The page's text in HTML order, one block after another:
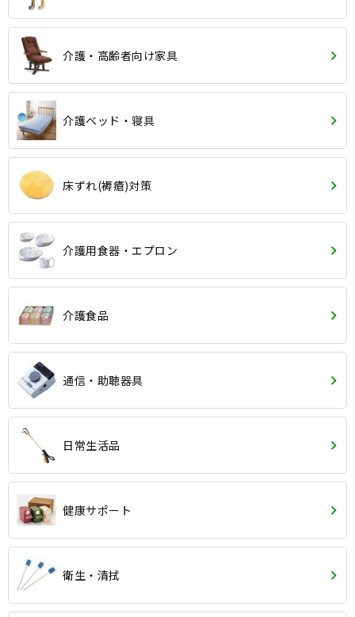
介護・高齢者向け家具
介護ベッド・寝具
床ずれ(褥瘡)対策
介護用食器・エプロン
介護食品
通信・助聴器具
日常生活品
健康サポート
衛生・清拭